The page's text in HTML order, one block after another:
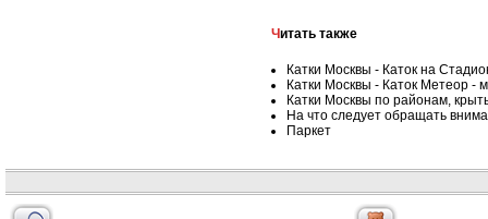
Читать также
Катки Москвы - Каток на
Катки Москвы - Каток Метеор -
Катки Москвы по районам,
На что следует обращать
Паркет